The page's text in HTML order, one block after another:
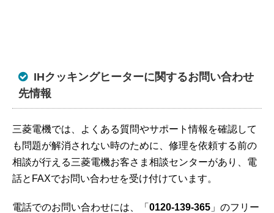
IHクッキングヒーターに関するお問い合わせ
先情報
三菱電機では、よくある質問やサポート情報を確認して
も問題が解消されない時のために、修理を依頼する前の
相談が行える三菱電機お客さま相談センターがあり、電
話とFAXでお問い合わせを受け付けています。
電話でのお問い合わせには、「 0120-139-365 」のフリー